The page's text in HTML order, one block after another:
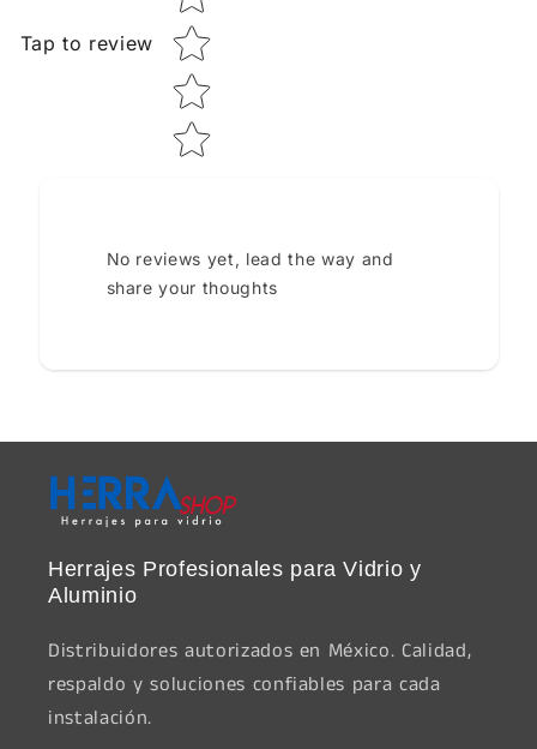
Tap to review
No reviews yet, lead the way and
share your thoughts
Herrajes Profesionales para Vidrio y
Aluminio
Distribuidores autorizados en México. Calidad,
respaldo y soluciones confiables para cada
instalación.